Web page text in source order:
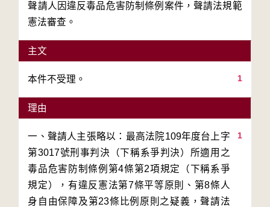
聲請人因違反毒品危害防制條例案件，聲請法規範
憲法審查。
主文
1
本件不受理。
理由
1
一、聲請人主張略以：最高法院109年度台上字
第3017號刑事判決（下稱系爭判決）所適用之
毒品危害防制條例第4條第2項規定（下稱系爭
規定），有違反憲法第7條平等原則、第8條人
身自由保障及第23條比例原則之疑義，聲請法